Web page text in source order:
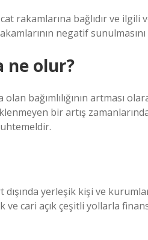
rakamlarına bağlıdır ve
negatif
ne olur?
bağımlılığının artması
bir artış
yerleşik kişi ve
ve cari açık çeşitli yollarla